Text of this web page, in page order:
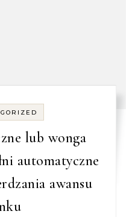
lub wonga
automatyczne
awansu